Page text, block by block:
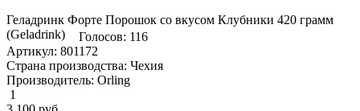
Геладринк Форте Порошок со вкусом Клубники 420 грамм
(Geladrink)
Голосов: 116
Артикул: 801172
Страна производства: Чехия
Производитель: Orling
1